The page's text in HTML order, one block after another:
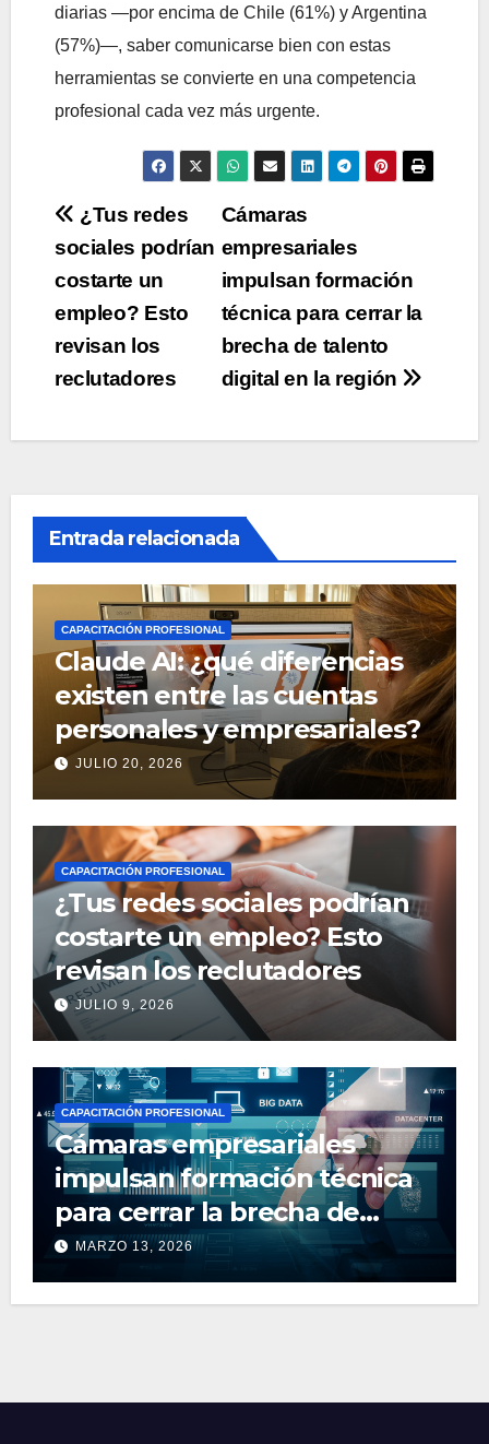
diarias —por encima de Chile (61%) y Argentina
(57%)—, saber comunicarse bien con estas
herramientas se convierte en una competencia
profesional cada vez más urgente.
Navegación
de
entradas
Cámaras
empresariales
impulsan formación
técnica para cerrar la
brecha de talento
digital en la región
¿Tus redes
sociales podrían
costarte un
empleo? Esto
revisan los
reclutadores
Entrada relacionada
CAPACITACIÓN PROFESIONAL
Claude AI: ¿qué diferencias
existen entre las cuentas
personales y empresariales?
JULIO 20, 2026
CAPACITACIÓN PROFESIONAL
¿Tus redes sociales podrían
costarte un empleo? Esto
revisan los reclutadores
JULIO 9, 2026
CAPACITACIÓN PROFESIONAL
Cámaras empresariales
impulsan formación técnica
para cerrar la brecha de
talento digital en la región
MARZO 13, 2026